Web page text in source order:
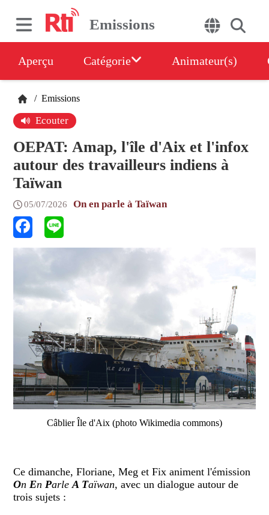
Emissions
Aperçu Catégorie Animateur(s)
/ Emissions
Ecouter
OEPAT: Amap, l'île d'Aix et l'infox
autour des travailleurs indiens à
Taïwan
05/07/2026 On en parle à Taïwan
Câblier Île d'Aix (photo Wikimedia commons)
Ce dimanche, Floriane, Meg et Fix animent l'émission
OnEnParleA Taïwan, avec un dialogue autour de
trois sujets :